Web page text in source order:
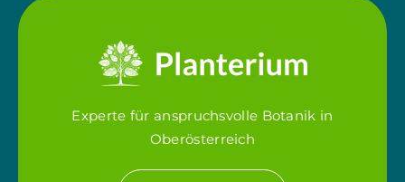
Experte für anspruchsvolle Botanik in
Oberösterreich